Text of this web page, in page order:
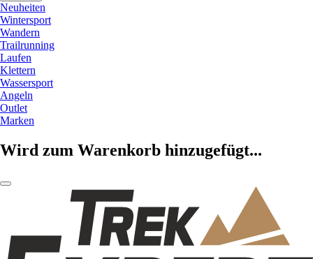
Neuheiten
Wintersport
Wandern
Trailrunning
Laufen
Klettern
Wassersport
Angeln
Outlet
Marken
Wird zum Warenkorb hinzugefügt...